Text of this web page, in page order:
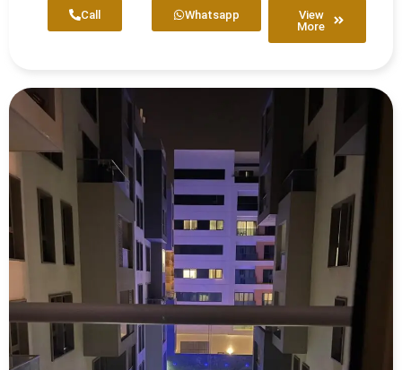
Call Whatsapp
View
More